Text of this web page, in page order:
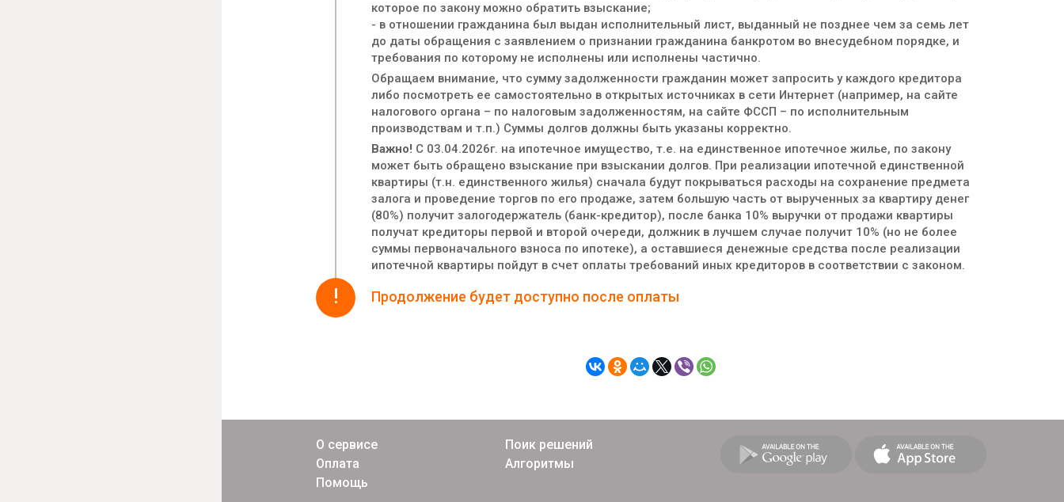
которое по закону можно обратить взыскание;
- в отношении гражданина был выдан исполнительный лист, выданный не позднее чем за семь лет
до даты обращения с заявлением о признании гражданина банкротом во внесудебном порядке, и
требования по которому не исполнены или исполнены частично.
Обращаем внимание, что сумму задолженности гражданин может запросить у каждого кредитора
либо посмотреть ее самостоятельно в открытых источниках в сети Интернет (например, на сайте
налогового органа – по налоговым задолженностям, на сайте ФССП – по исполнительным
производствам и т.п.) Суммы долгов должны быть указаны корректно.
Важно! С 03.04.2026г. на ипотечное имущество, т.е. на единственное ипотечное жилье, по закону
может быть обращено взыскание при взыскании долгов. При реализации ипотечной единственной
квартиры (т.н. единственного жилья) сначала будут покрываться расходы на сохранение предмета
залога и проведение торгов по его продаже, затем большую часть от вырученных за квартиру денег
(80%) получит залогодержатель (банк-кредитор), после банка 10% выручки от продажи квартиры
получат кредиторы первой и второй очереди, должник в лучшем случае получит 10% (но не более
суммы первоначального взноса по ипотеке), а оставшиеся денежные средства после реализации
ипотечной квартиры пойдут в счет оплаты требований иных кредиторов в соответствии с законом.
! Продолжение будет доступно после оплаты
О сервисе
Оплата
Помощь
Поик решений
Алгоритмы